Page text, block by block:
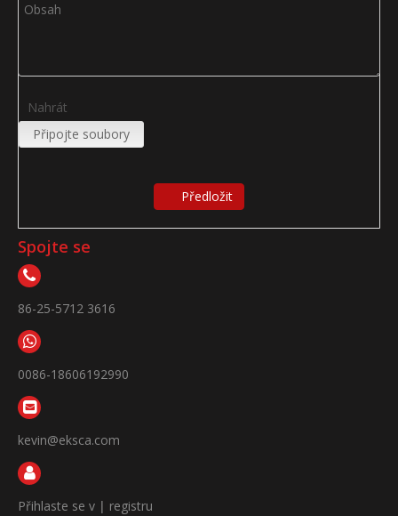
Nahrát
Připojte soubory
Předložit
Spojte se
86-25-5712 3616
0086-18606192990
kevin@eksca.com
Přihlaste se v | registru